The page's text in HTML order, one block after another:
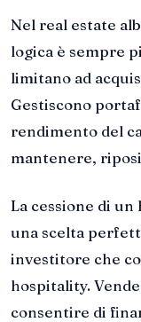
Nel real estate
logica è sempre
limitano ad
Gestiscono
rendimento del
mantenere,
La cessione di
una scelta
investitore che
hospitality.
consentire di